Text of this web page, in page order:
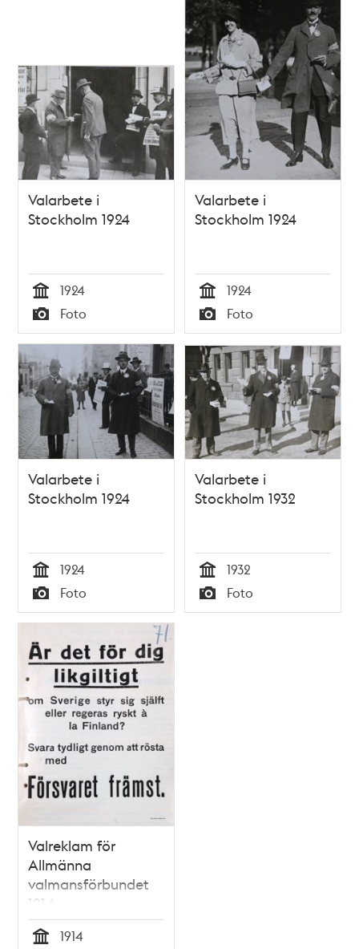
Valarbete i
Stockholm 1924
Tid
1924
Typ
Foto
Valarbete i
Stockholm 1924
Tid
1924
Typ
Foto
Valarbete i
Stockholm 1924
Tid
1924
Typ
Foto
Valarbete i
Stockholm 1932
Tid
1932
Typ
Foto
Valreklam för
Allmänna
valmansförbundet
1914
1914